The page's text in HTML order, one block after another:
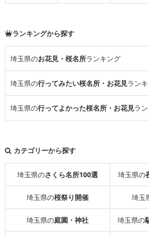
ランキングから探す
埼玉県のお花見・桜名所ランキング
埼玉県の行ってみたい桜名所・お花見ラン
埼玉県の行ってよかった桜名所・お花見ラ
カテゴリーから探す
埼玉県のさくら名所100選 埼玉県の
埼玉県の桜祭り開催 埼玉
埼玉県の庭園・神社 埼玉県の